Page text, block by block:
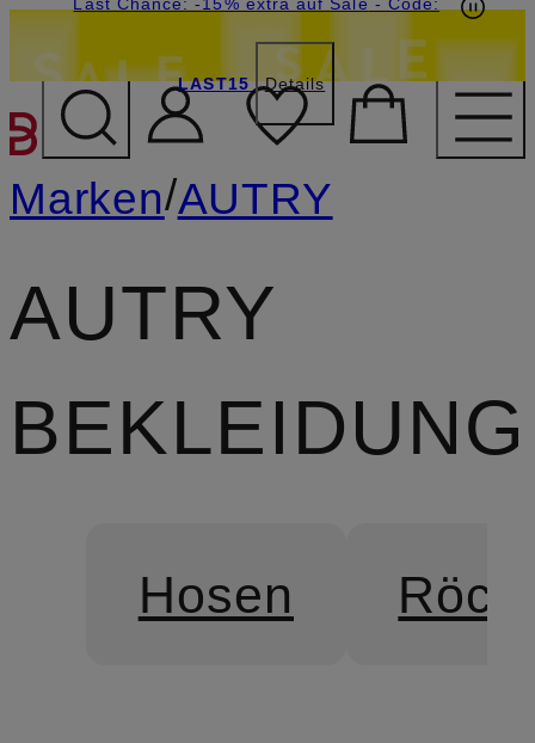
ZUM HAUPTINHALT
LAST15 Details
Marken/AUTRY
AUTRY
BEKLEIDUNG
Hosen